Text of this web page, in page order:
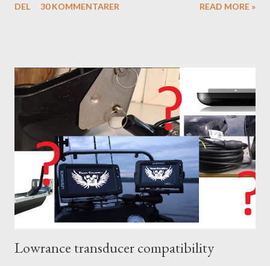
DEL 30 KOMMENTARER READ MORE »
Lowrance transducer compatibility